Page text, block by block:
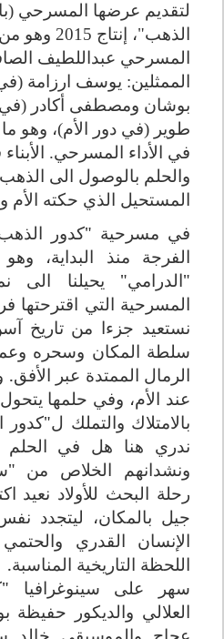
لتقديم عرضها المسرحي
الذهب"،
المسرحي عبداللطيف
الممثلين: يوسف ارزامة
بوشان ومصطفى أكادر (في
طوير (في دور الأم)، وهو
في الأداء المسرحي.
والحلم بالوصول الى
المستحيل الذي حكته الأم
في مسرحية "كدور
الفرجة منذ البداية،
"الدرامي" يحيلنا
المسرحية التي اقترحتها
نستعيد جزءا من تاريخ
سلطة المكان وسحره
الرمال الممتدة عبر
عند الأم، وفي حلمها
بالامتلاك والتملك
ندري هنا هل في الحلم
ونشدانهم الخلاص من
رحلة البحث للأولاد
جيل بالمكان، ليتجدد
الإنسان القدري
اللحظة التاريخية المناسبة.
سهر على سينوغرافيا
العلالي والديكور حفيظة